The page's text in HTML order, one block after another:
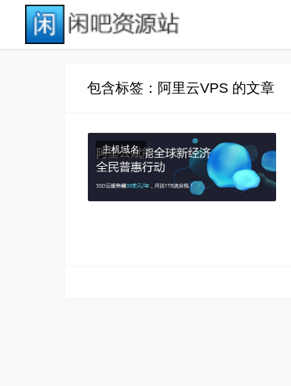
包含标签：阿里云VPS 的文章
主机域名